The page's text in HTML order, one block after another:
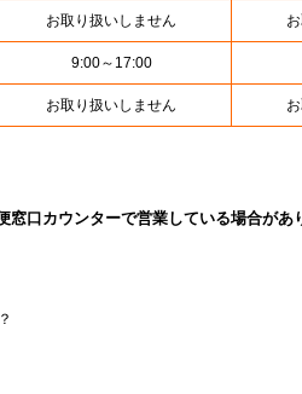
お取り扱いしません
9:00～17:00
お取り扱いしません
口カウンターで営業している場合があ